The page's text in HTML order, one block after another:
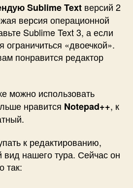
Sublime Text версий 2
версия операционной
Sublime Text 3, а если
ограничиться «двоечкой».
понравится редактор
можно использовать
нравится Notepad++, к
к редактированию,
нашего тура. Сейчас он
так: